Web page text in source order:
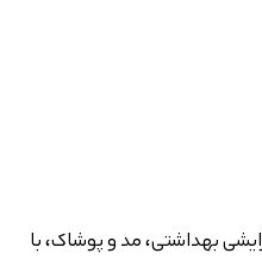
بهداشتی، مد و پوشاک، با